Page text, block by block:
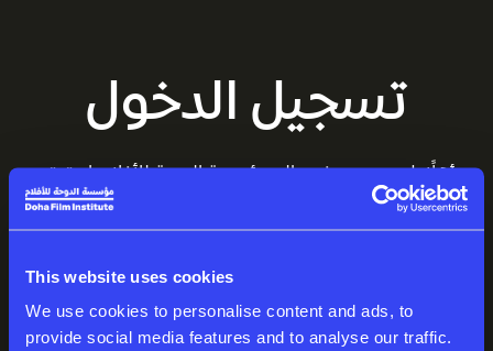
This website uses cookies
We use cookies to personalise content and ads, to
provide social media features and to analyse our traffic.
تسجيل الدخول
أهلًا بك من جديد في عالم مؤسسة الدوحة للأفلام. استمتع
بمساحتك المميزة، المليئة بالقصص المذهلة.